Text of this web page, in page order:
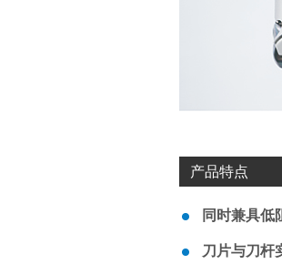
产品特点
同时兼具低
刀片与刀杆